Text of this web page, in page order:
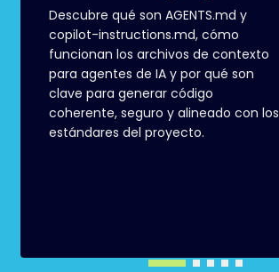
Descubre qué son AGENTS.md y
copilot-instructions.md, cómo
funcionan los archivos de contexto
para agentes de IA y por qué son
clave para generar código
coherente, seguro y alineado con los
estándares del proyecto.